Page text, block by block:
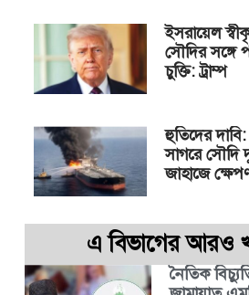
ইসরায়েল
সৌদির সঙ্গে
চুক্তি: ট্রাম্প
হুতিদের
সাগরে সৌদি
জাহাজে
এ বিভাগের আরও
নৈতিক